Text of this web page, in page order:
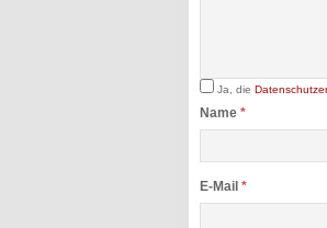
Ja, die
Name *
E-Mail *